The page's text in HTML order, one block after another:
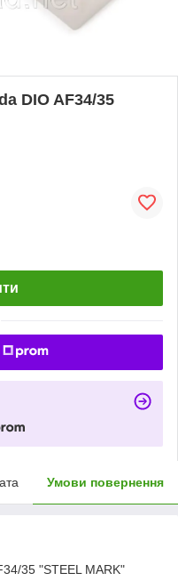
DIO AF34/35
Умови повернення
35 "STEEL MARK"